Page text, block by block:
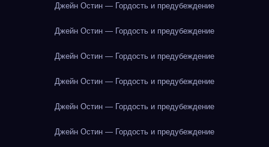
Джейн Остин — Гордость и предубеждение
Джейн Остин — Гордость и предубеждение
Джейн Остин — Гордость и предубеждение
Джейн Остин — Гордость и предубеждение
Джейн Остин — Гордость и предубеждение
Джейн Остин — Гордость и предубеждение